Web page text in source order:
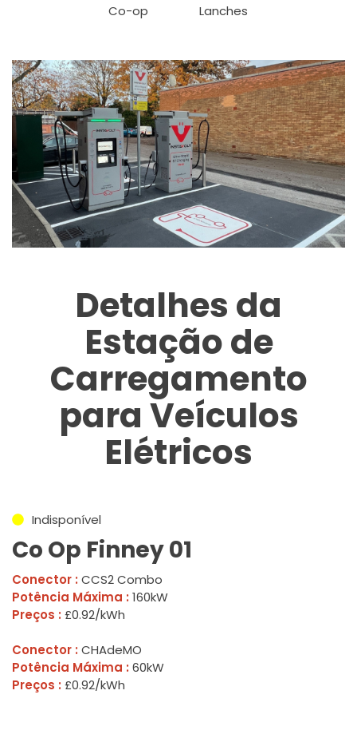
Co-op Lanches
Detalhes da
Estação de
Carregamento
para Veículos
Elétricos
Indisponível
Co Op Finney 01
Conector : CCS2 Combo
Potência Máxima : 160kW
Preços : £0.92/kWh
Conector : CHAdeMO
Potência Máxima : 60kW
Preços : £0.92/kWh